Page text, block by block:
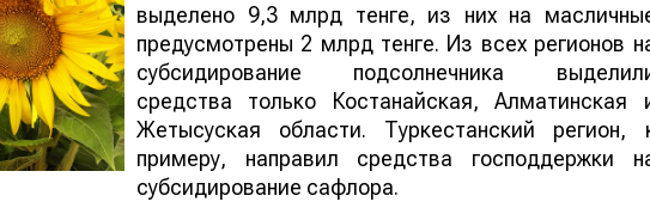
выделено 9,3 млрд тенге, из них на
предусмотрены 2 млрд тенге. Из всех регионов
субсидирование подсолнечника
средства только Костанайская, Алматинская
Жетысуская области. Туркестанский регион,
примеру, направил средства господдержки
субсидирование сафлора.